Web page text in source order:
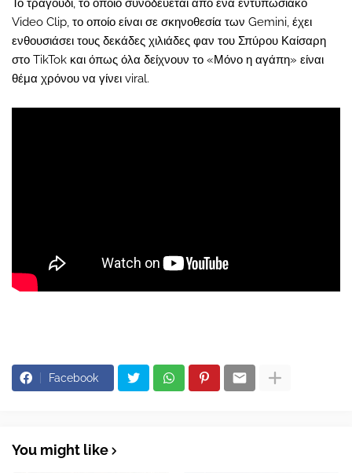
Το τραγούδι, το οποίο συνοδεύεται από ένα εντυπωσιακό
Video Clip, το οποίο είναι σε σκηνοθεσία των Gemini, έχει
ενθουσιάσει τους δεκάδες χιλιάδες φαν του Σπύρου Καίσαρη
στο TikTok και όπως όλα δείχνουν το «Μόνο η αγάπη» είναι
θέμα χρόνου να γίνει viral.
Facebook
You might like